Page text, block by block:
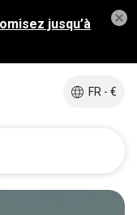
jusqu’à
FR - €